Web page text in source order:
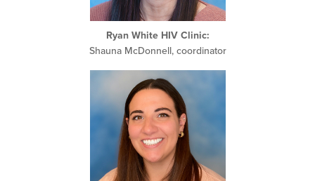
Ryan White HIV Clinic:
Shauna McDonnell, coordinator